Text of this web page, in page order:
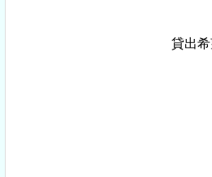
貸出希望（一般書）
希望者複数の